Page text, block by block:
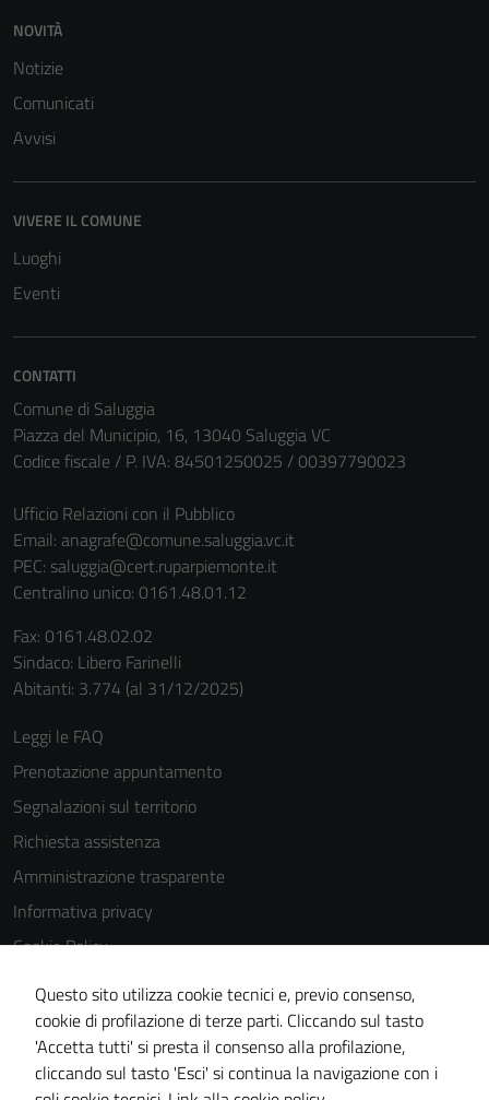
NOVITÀ
Notizie
Comunicati
Avvisi
VIVERE IL COMUNE
Luoghi
Eventi
CONTATTI
Comune di Saluggia
Piazza del Municipio, 16, 13040 Saluggia VC
Codice fiscale / P. IVA: 84501250025 / 00397790023
Ufficio Relazioni con il Pubblico
Email: anagrafe@comune.saluggia.vc.it
PEC: saluggia@cert.ruparpiemonte.it
Centralino unico: 0161.48.01.12
Fax: 0161.48.02.02
Sindaco: Libero Farinelli
Abitanti: 3.774 (al 31/12/2025)
Leggi le FAQ
Prenotazione appuntamento
Segnalazioni sul territorio
Richiesta assistenza
Amministrazione trasparente
Informativa privacy
Cookie Policy
Note legali
Dichiarazione di accessibilità
Piano di miglioramento del sito
Statistiche sito web
Questo sito utilizza cookie tecnici e, previo consenso,
cookie di profilazione di terze parti. Cliccando sul tasto
'Accetta tutti' si presta il consenso alla profilazione,
cliccando sul tasto 'Esci' si continua la navigazione con i